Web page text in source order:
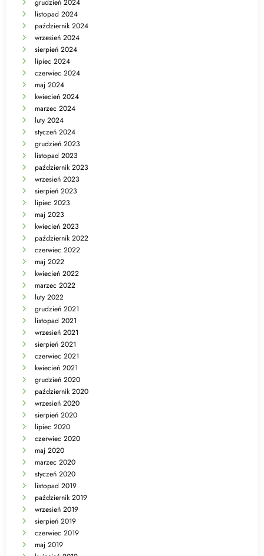
grudzień 2024
listopad 2024
październik 2024
wrzesień 2024
sierpień 2024
lipiec 2024
czerwiec 2024
maj 2024
kwiecień 2024
marzec 2024
luty 2024
styczeń 2024
grudzień 2023
listopad 2023
październik 2023
wrzesień 2023
sierpień 2023
lipiec 2023
maj 2023
kwiecień 2023
październik 2022
czerwiec 2022
maj 2022
kwiecień 2022
marzec 2022
luty 2022
grudzień 2021
listopad 2021
wrzesień 2021
sierpień 2021
czerwiec 2021
kwiecień 2021
grudzień 2020
październik 2020
wrzesień 2020
sierpień 2020
lipiec 2020
czerwiec 2020
maj 2020
marzec 2020
styczeń 2020
listopad 2019
październik 2019
wrzesień 2019
sierpień 2019
czerwiec 2019
maj 2019